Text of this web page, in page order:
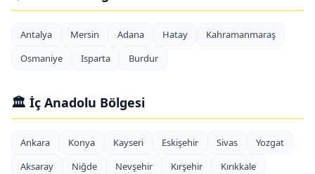
Antalya Mersin Adana Hatay
Kahramanmaraş
Osmaniye
Isparta Burdur
🏛️ İç Anadolu Bölgesi
Ankara Konya Kayseri Eskişehir Sivas
Yozgat
Aksaray
Niğde Nevşehir Kırşehir
Kırıkkale